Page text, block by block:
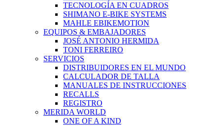
TECNOLOGÍA EN CUADROS
SHIMANO E-BIKE SYSTEMS
MAHLE EBIKEMOTION
EQUIPOS & EMBAJADORES
JOSÉ ANTONIO HERMIDA
TONI FERREIRO
SERVICIOS
DISTRIBUIDORES EN EL MUNDO
CALCULADOR DE TALLA
MANUALES DE INSTRUCCIONES
RECALLS
REGISTRO
MERIDA WORLD
ONE OF A KIND